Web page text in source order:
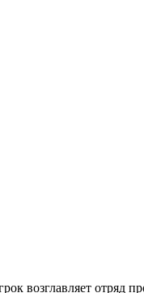
возглавляет отряд